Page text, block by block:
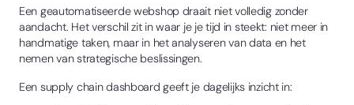
Een geautomatiseerde webshop draait niet volledig zonder
aandacht. Het verschil zit in waar je je tijd in steekt: niet meer in
handmatige taken, maar in het analyseren van data en het
nemen van strategische beslissingen.
Een supply chain dashboard geeft je dagelijks inzicht in: